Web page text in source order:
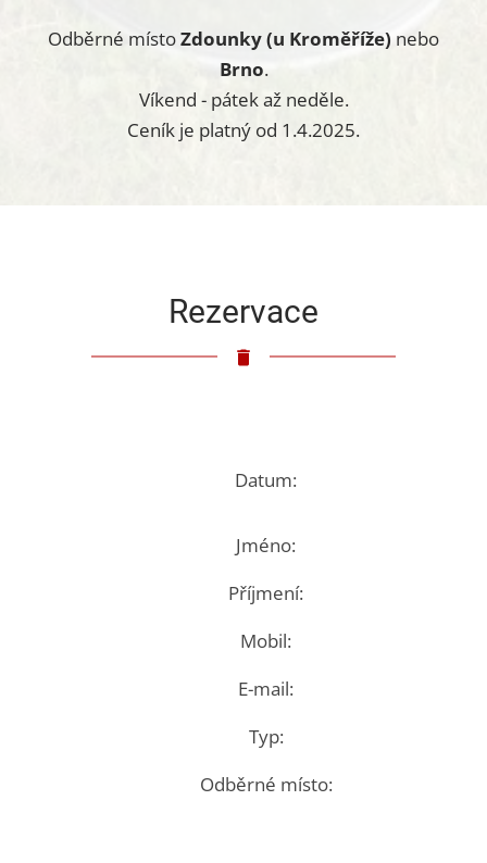
Odběrné místoZdounky (u Kroměříže) nebo
Brno.
Víkend - pátek až neděle.
Ceník je platný od 1.4.2025.
Rezervace
Datum:
Jméno:
Příjmení:
Mobil:
E-mail:
Typ:
Odběrné místo: